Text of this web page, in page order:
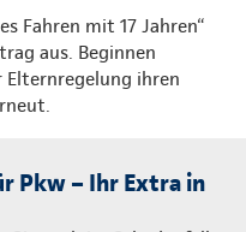
Fahren mit 17 Jahren“
aus. Beginnen
Elternregelung ihren
Pkw – Ihr Extra in